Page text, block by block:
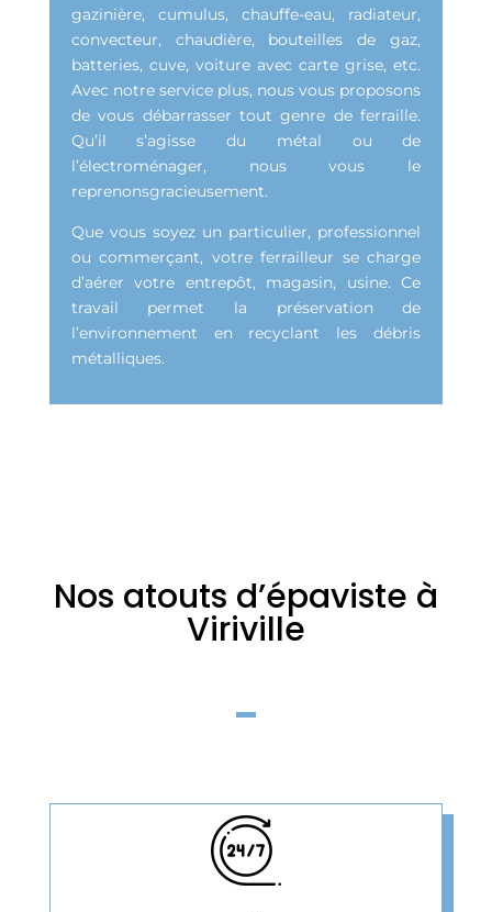
gazinière, cumulus, chauffe-eau, radiateur,
convecteur, chaudière, bouteilles de gaz,
batteries, cuve, voiture avec carte grise, etc.
Avec notre service plus, nous vous proposons
de vous débarrasser tout genre de ferraille.
Qu’il s’agisse du métal ou de
l’électroménager, nous vous le
reprenonsgracieusement.
Que vous soyez un particulier, professionnel
ou commerçant, votre ferrailleur se charge
d’aérer votre entrepôt, magasin, usine. Ce
travail permet la préservation de
l’environnement en recyclant les débris
métalliques.
Nos atouts d’épaviste à
Viriville